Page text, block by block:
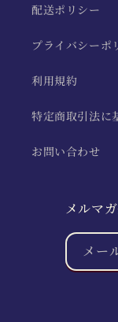
配送ポリシー
プライバシーポ
利用規約
特定商取引法に
お問い合わせ
メルマ
メー